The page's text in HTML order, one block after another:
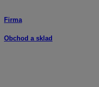
Firma
Obchod a sklad